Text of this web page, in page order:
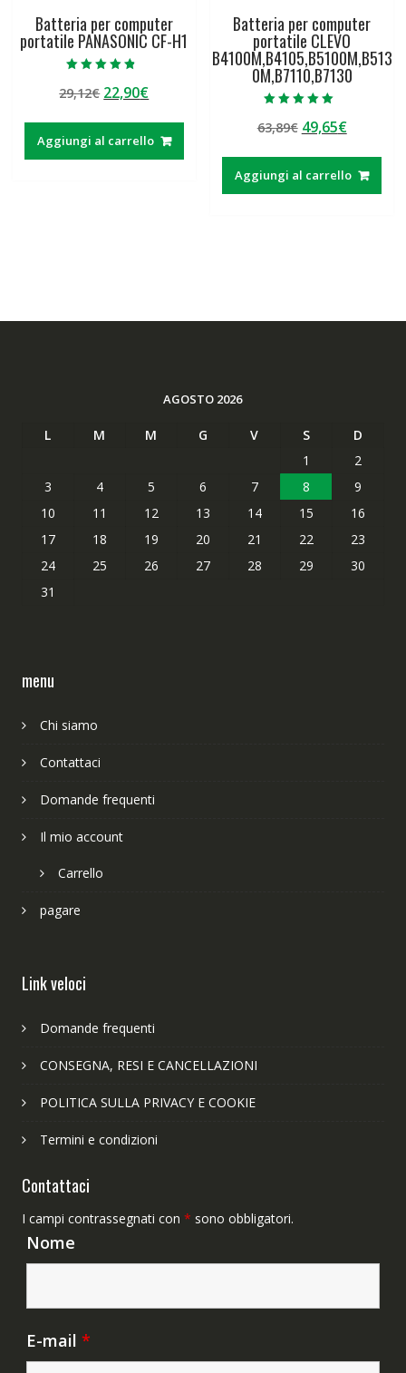
Batteria per computer
portatile PANASONIC CF-H1
4.50
su 5
29,12€ Il
originale
era:
22,90€Il
attuale
è:
Aggiungi al carrello
Batteria per computer
portatile CLEVO
B4100M,B4105,B5100M,B513
0M,B7110,B7130
5.00
su 5
63,89€ Il
originale
era:
49,65€Il
attuale
è:
Aggiungi al carrello
AGOSTO 2026
L M M G V S
D
1
2
3
4 5 6 7 8
9
10
11 12 13 14 15
16
17
18 19 20 21 22
23
24
25 26 27 28 29
30
31
menu
Chi siamo
Contattaci
Domande frequenti
Il mio account
Carrello
pagare
Link veloci
Domande frequenti
CONSEGNA, RESI E CANCELLAZIONI
POLITICA SULLA PRIVACY E COOKIE
Termini e condizioni
Contattaci
I campi contrassegnati con * sono obbligatori.
Nome
E-mail *